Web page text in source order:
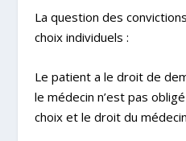
La question des
choix individuels :
Le patient a le droit de
le médecin n’est pas
choix et le droit du